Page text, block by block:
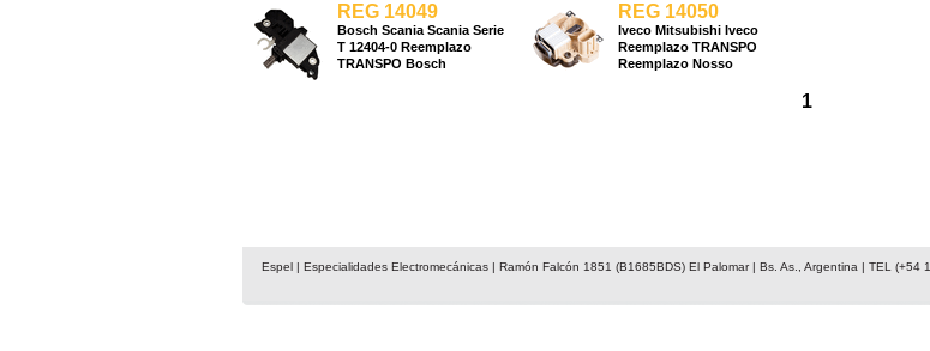
REG 14049
Bosch Scania Scania Serie
T 12404-0 Reemplazo
TRANSPO Bosch
REG 14050
Iveco Mitsubishi Iveco
Reemplazo TRANSPO
Reemplazo Nosso
1
Espel | Especialidades Electromecánicas | Ramón Falcón 1851 (B1685BDS) El Palomar | Bs. As., Argentina | TEL